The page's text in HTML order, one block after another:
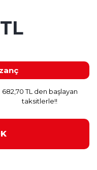
682,70 TL den başlayan
taksitlerle!!